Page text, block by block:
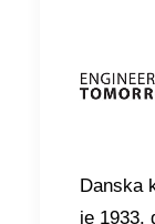
Danska
je 1933.